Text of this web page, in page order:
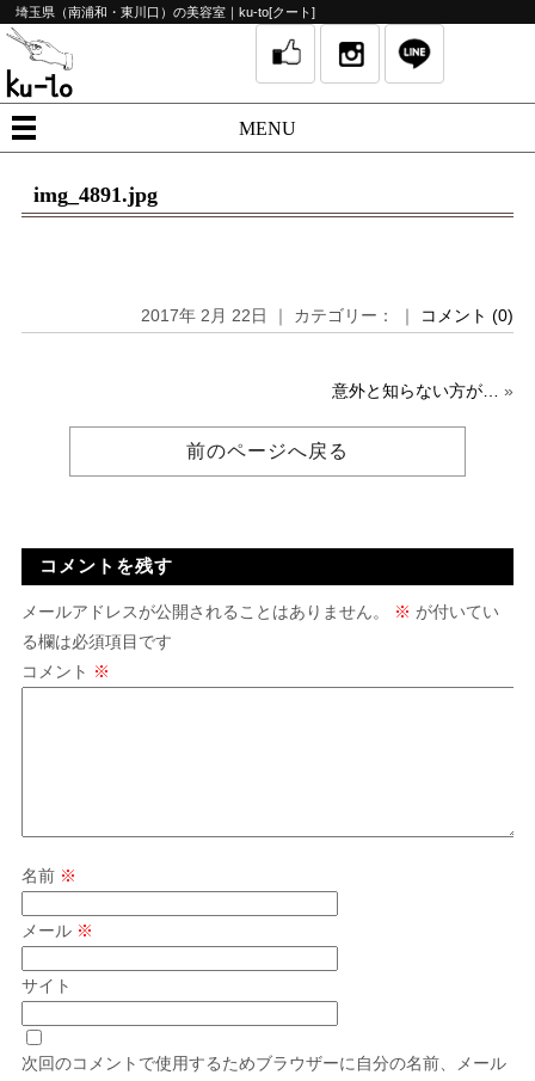
埼玉県（南浦和・東川口）の美容室｜ku-to[クート]
MENU
img_4891.jpg
2017年 2月 22日 ｜ カテゴリー： ｜ コメント (0)
意外と知らない方が… »
前のページへ戻る
コメントを残す
メールアドレスが公開されることはありません。 ※ が付いてい
る欄は必須項目です
コメント ※
名前 ※
メール ※
サイト
次回のコメントで使用するためブラウザーに自分の名前、メール